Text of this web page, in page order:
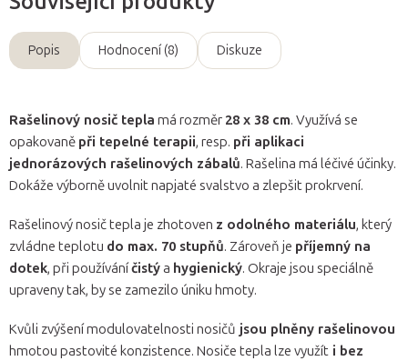
Popis Hodnocení (8) Diskuze
Rašelinový nosič tepla má rozměr 28 x 38 cm. Využívá se
opakovaně při tepelné terapii, resp. při aplikaci
jednorázových rašelinových zábalů. Rašelina má léčivé účinky.
Dokáže výborně uvolnit napjaté svalstvo a zlepšit prokrvení.
Rašelinový nosič tepla je zhotoven z odolného materiálu, který
zvládne teplotu do max. 70 stupňů. Zároveň je příjemný na
dotek, při používáníčistýa hygienický. Okraje jsou speciálně
upraveny tak, by se zamezilo úniku hmoty.
Kvůli zvýšení modulovatelnosti nosičů jsou plněny rašelinovou
hmotou pastovité konzistence. Nosiče tepla lze využít i bez